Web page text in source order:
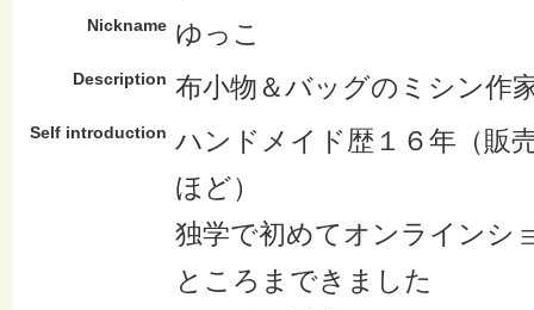
Nickname ゆっこ
Description 布小物＆バッグのミシン作
Self introduction ハンドメイド歴１６年（販
ほど）
独学で初めてオンラインシ
ところまできました